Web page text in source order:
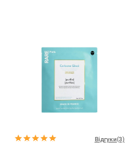
Відгуки(3)